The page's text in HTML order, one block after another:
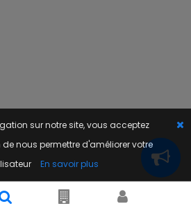
sur notre site, vous acceptez
nous permettre d'améliorer votre
En savoir plus